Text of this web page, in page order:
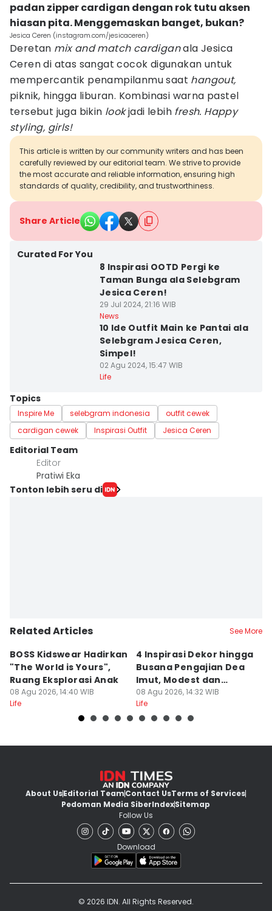
padan zipper cardigan dengan rok tutu aksen
hiasan pita. Menggemaskan banget, bukan?
Jesica Ceren (instagram.com/jesicaceren)
Deretan mix and match cardiganala Jesica
Ceren di atas sangat cocok digunakan untuk
mempercantik penampilanmu saat hangout,
piknik, hingga liburan. Kombinasi warna pastel
tersebut juga bikin lookjadi lebih fresh. Happy
styling, girls!
This article is written by our community writers and has been
carefully reviewed by our editorial team. We strive to provide
the most accurate and reliable information, ensuring high
standards of quality, credibility, and trustworthiness.
Share Article
Curated For You
8 Inspirasi OOTD Pergi ke
Taman Bunga ala Selebgram
Jesica Ceren!
29 Jul 2024, 21:16 WIB
News
10 Ide Outfit Main ke Pantai ala
Selebgram Jesica Ceren,
Simpel!
02 Agu 2024, 15:47 WIB
Life
Topics
Inspire Me selebgram indonesia
outfit cewek
cardigan cewek
Inspirasi Outfit Jesica Ceren
Editorial Team
Editor
Pratiwi Eka
Tonton lebih seru di
Related Articles See More
BOSS Kidswear Hadirkan
"The World is Yours",
Ruang Eksplorasi Anak
08 Agu 2026, 14:40 WIB
Life
4 Inspirasi Dekor hingga
Busana Pengajian Dea
Imut, Modest dan
Anggun!
08 Agu 2026, 14:32 WIB
Life
About UsEditorial TeamContact UsTerms of Services
Pedoman Media SiberIndexSitemap
Follow Us
Download
© 2026 IDN. All Rights Reserved.